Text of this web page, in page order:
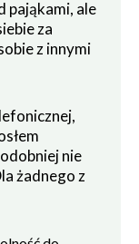
pająkami, ale
za
z innymi
nie
żadnego z